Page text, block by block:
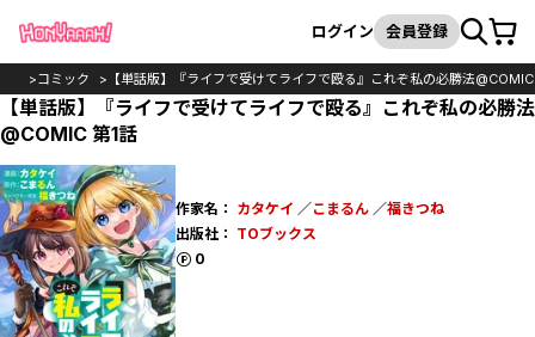
検索
ログイン 会員登録カート
コミック 【単話版】『ライフで受けてライフで殴る』これぞ私の必勝法@COMIC
【単話版】『ライフで受けてライフで殴る』これぞ私の必勝法
@COMIC 第1話
作家名： カタケイ ／こまるん／福きつね
出版社： TOブックス
0
ポイント